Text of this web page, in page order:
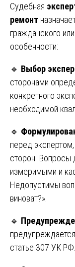
Судебная
ремонт
гражданского
особенности:
🔹 Выбор
сторонами
конкретного
необходимой
🔹
перед
сторон. Вопросы
измеримыми и
Недопустимы
виноват?».
🔹
статье 307 УК РФ.